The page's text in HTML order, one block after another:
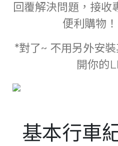
回覆解決問題，接收
便利購物！
*對了~ 不用另外安
開你的
基本行車